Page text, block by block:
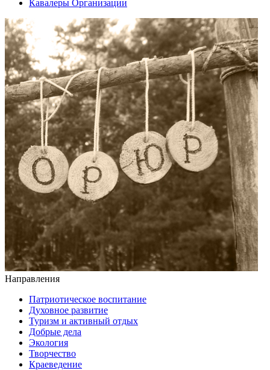
Кавалеры Организации
Направления
Патриотическое воспитание
Духовное развитие
Туризм и активный отдых
Добрые дела
Экология
Творчество
Краеведение